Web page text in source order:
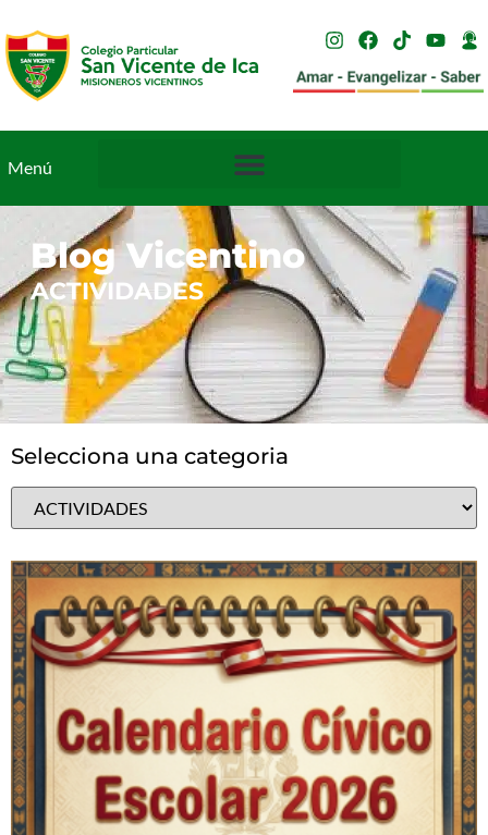
Menú
Blog Vicentino
ACTIVIDADES
Selecciona una categoria